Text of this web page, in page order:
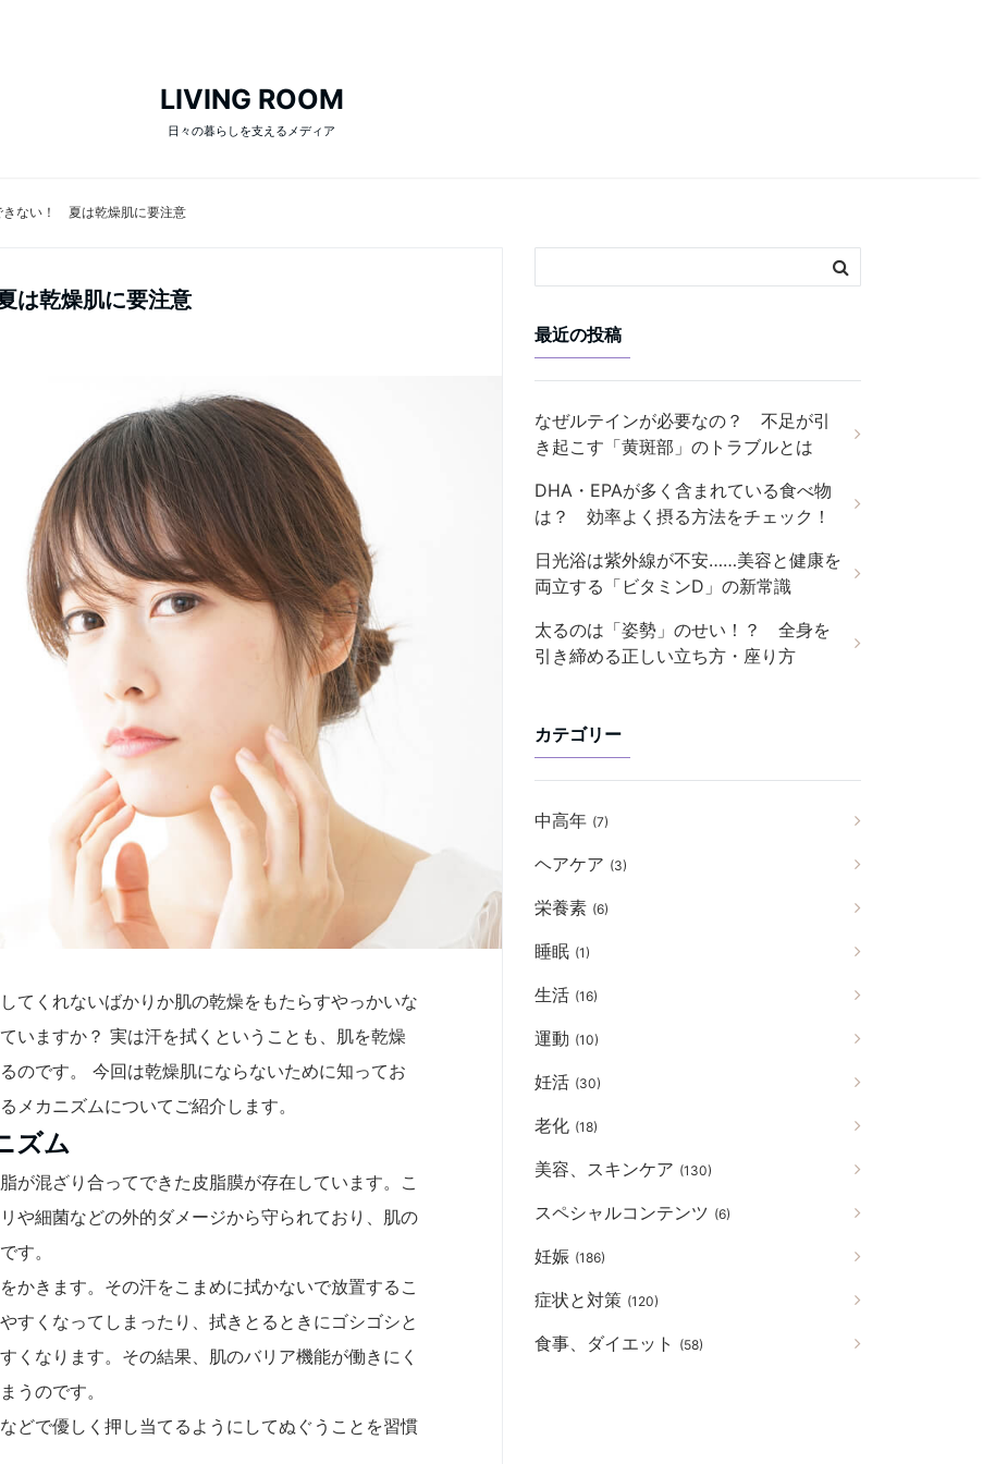
LIVING ROOM
日々の暮らしを支えるメディア
きない！ 夏は乾燥肌に要注意
は乾燥肌に要注意
てくれないばかりか肌の乾燥をもたらすやっかいな
いますか？ 実は汗を拭くということも、肌を乾燥
のです。 今回は乾燥肌にならないために知ってお
メカニズムについてご紹介します。
ズム
が混ざり合ってできた皮脂膜が存在しています。こ
や細菌などの外的ダメージから守られており、肌の
す。
かきます。その汗をこまめに拭かないで放置するこ
すくなってしまったり、拭きとるときにゴシゴシと
くなります。その結果、肌のバリア機能が働きにく
うのです。
どで優しく押し当てるようにしてぬぐうことを習慣
最近の投稿
なぜルテインが必要なの？ 不足が引
き起こす「黄斑部」のトラブルとは
DHA・EPAが多く含まれている食べ物
は？ 効率よく摂る方法をチェック！
日光浴は紫外線が不安……美容と健康を
両立する「ビタミンD」の新常識
太るのは「姿勢」のせい！？ 全身を
引き締める正しい立ち方・座り方
カテゴリー
中高年 (7)
ヘアケア (3)
栄養素 (6)
睡眠 (1)
生活 (16)
運動 (10)
妊活 (30)
老化 (18)
美容、スキンケア (130)
スペシャルコンテンツ (6)
妊娠 (186)
症状と対策 (120)
食事、ダイエット (58)